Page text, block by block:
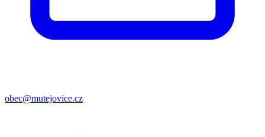
obec@mutejovice.cz